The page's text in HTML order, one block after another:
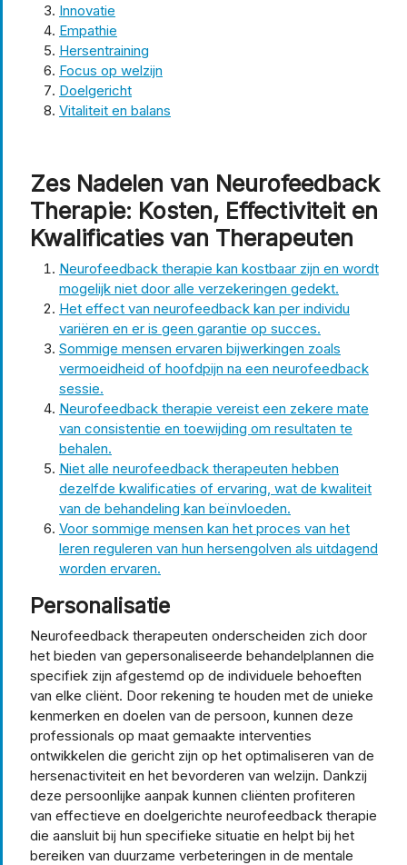
Innovatie
Empathie
Hersentraining
Focus op welzijn
Doelgericht
Vitaliteit en balans
Zes Nadelen van Neurofeedback
Therapie: Kosten, Effectiviteit en
Kwalificaties van Therapeuten
Neurofeedback therapie kan kostbaar zijn en wordt
mogelijk niet door alle verzekeringen gedekt.
Het effect van neurofeedback kan per individu
variëren en er is geen garantie op succes.
Sommige mensen ervaren bijwerkingen zoals
vermoeidheid of hoofdpijn na een neurofeedback
sessie.
Neurofeedback therapie vereist een zekere mate
van consistentie en toewijding om resultaten te
behalen.
Niet alle neurofeedback therapeuten hebben
dezelfde kwalificaties of ervaring, wat de kwaliteit
van de behandeling kan beïnvloeden.
Voor sommige mensen kan het proces van het
leren reguleren van hun hersengolven als uitdagend
worden ervaren.
Personalisatie
Neurofeedback therapeuten onderscheiden zich door
het bieden van gepersonaliseerde behandelplannen die
specifiek zijn afgestemd op de individuele behoeften
van elke cliënt. Door rekening te houden met de unieke
kenmerken en doelen van de persoon, kunnen deze
professionals op maat gemaakte interventies
ontwikkelen die gericht zijn op het optimaliseren van de
hersenactiviteit en het bevorderen van welzijn. Dankzij
deze persoonlijke aanpak kunnen cliënten profiteren
van effectieve en doelgerichte neurofeedback therapie
die aansluit bij hun specifieke situatie en helpt bij het
bereiken van duurzame verbeteringen in de mentale